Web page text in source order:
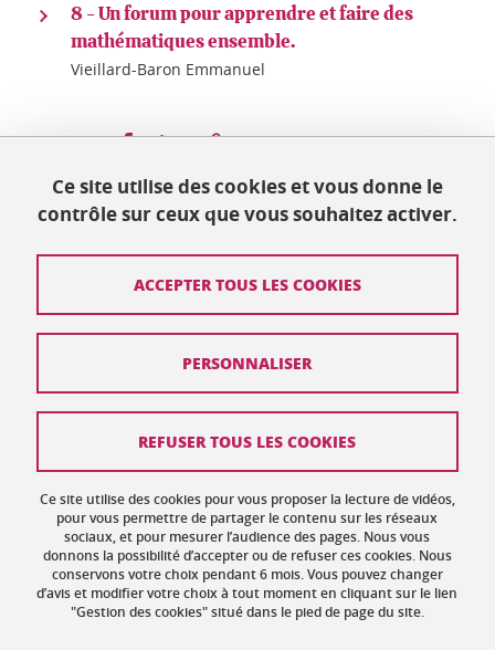
8 - Un forum pour apprendre et faire des
mathématiques ensemble.
Vieillard-Baron Emmanuel
Partager Partager sur Facebook
Partager sur LinkedIn
Mis à jour le 14 décembre 2023
Contact
Mentions légales
Données personnelles : politique de confidentialité
Gestion des cookies
Accessibilité : non conforme
Ce site utilise des cookies et vous donne le
contrôle sur ceux que vous souhaitez activer.
Ce site utilise des cookies pour vous proposer la lecture de vidéos,
pour vous permettre de partager le contenu sur les réseaux
sociaux, et pour mesurer l’audience des pages. Nous vous
donnons la possibilité d’accepter ou de refuser ces cookies. Nous
conservons votre choix pendant 6 mois. Vous pouvez changer
d’avis et modifier votre choix à tout moment en cliquant sur le lien
"Gestion des cookies" situé dans le pied de page du site.
ACCEPTER TOUS LES COOKIES
REFUSER TOUS LES COOKIES
PERSONNALISER